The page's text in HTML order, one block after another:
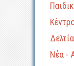
Νέα -